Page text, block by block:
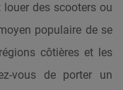
des scooters ou
populaire de se
côtières et les
vous de porter un